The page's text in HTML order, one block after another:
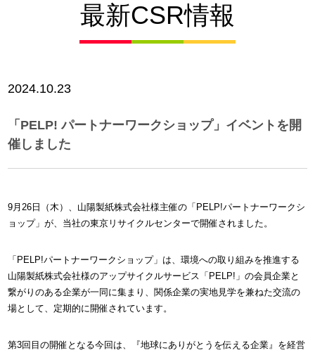
最新CSR情報
2024.10.23
「PELP! パートナーワークショップ」イベントを開
催しました
9月26日（木）、山陽製紙株式会社様主催の「PELP!パートナーワークシ
ョップ」が、当社の東京リサイクルセンターで開催されました。
「PELP!パートナーワークショップ」は、環境への取り組みを推進する
山陽製紙株式会社様のアップサイクルサービス「PELP!」の会員企業と
繋がりのある企業が一同に集まり、関係企業の実地見学を兼ねた交流の
場として、定期的に開催されています。
第3回目の開催となる今回は、『地球にありがとうを伝える企業』を経営